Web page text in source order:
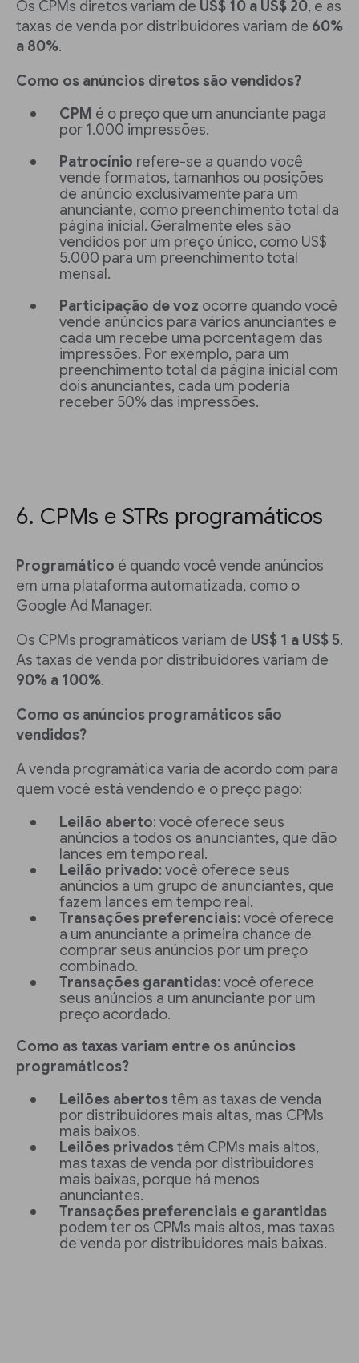
Os CPMs diretos variam de US$ 10 a US$ 20, e as
taxas de venda por distribuidores variam de 60%
a 80%.
Como os anúncios diretos são vendidos?
CPM é o preço que um anunciante paga
por 1.000 impressões.
Patrocínio refere-se a quando você
vende formatos, tamanhos ou posições
de anúncio exclusivamente para um
anunciante, como preenchimento total da
página inicial. Geralmente eles são
vendidos por um preço único, como US$
5.000 para um preenchimento total
mensal.
Participação de voz ocorre quando você
vende anúncios para vários anunciantes e
cada um recebe uma porcentagem das
impressões. Por exemplo, para um
preenchimento total da página inicial com
dois anunciantes, cada um poderia
receber 50% das impressões.
6. CPMs e STRs programáticos
Programático é quando você vende anúncios
em uma plataforma automatizada, como o
Google Ad Manager.
Os CPMs programáticos variam de US$ 1 a US$ 5.
As taxas de venda por distribuidores variam de
90% a 100%.
Como os anúncios programáticos são
vendidos?
A venda programática varia de acordo com para
quem você está vendendo e o preço pago:
Leilão aberto: você oferece seus
anúncios a todos os anunciantes, que dão
lances em tempo real.
Leilão privado: você oferece seus
anúncios a um grupo de anunciantes, que
fazem lances em tempo real.
Transações preferenciais: você oferece
a um anunciante a primeira chance de
comprar seus anúncios por um preço
combinado.
Transações garantidas: você oferece
seus anúncios a um anunciante por um
preço acordado.
Como as taxas variam entre os anúncios
programáticos?
Leilões abertostêm as taxas de venda
por distribuidores mais altas, mas CPMs
mais baixos.
Leilões privadostêm CPMs mais altos,
mas taxas de venda por distribuidores
mais baixas, porque há menos
anunciantes.
Transações preferenciais e garantidas
podem ter os CPMs mais altos, mas taxas
de venda por distribuidores mais baixas.